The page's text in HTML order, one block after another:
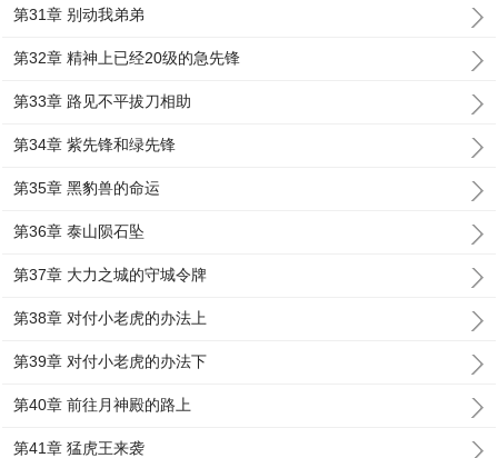
第31章 别动我弟弟
第32章 精神上已经20级的急先锋
第33章 路见不平拔刀相助
第34章 紫先锋和绿先锋
第35章 黑豹兽的命运
第36章 泰山陨石坠
第37章 大力之城的守城令牌
第38章 对付小老虎的办法上
第39章 对付小老虎的办法下
第40章 前往月神殿的路上
第41章 猛虎王来袭